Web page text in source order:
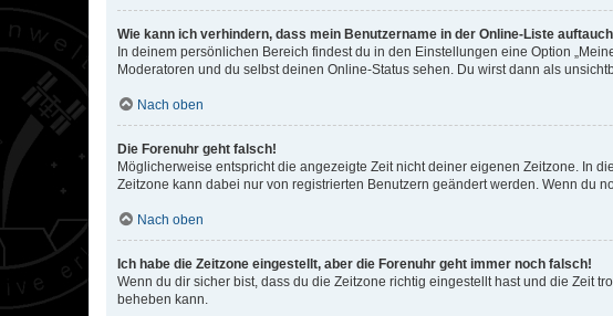
Wie kann ich verhindern, dass mein Benutzername in der Online-Liste
In deinem persönlichen Bereich findest du in den Einstellungen eine Option
Moderatoren und du selbst deinen Online-Status sehen. Du wirst dann als
Nach oben
Die Forenuhr geht falsch!
Möglicherweise entspricht die angezeigte Zeit nicht deiner eigenen Zeitzone. In
Zeitzone kann dabei nur von registrierten Benutzern geändert werden. Wenn du
Nach oben
Ich habe die Zeitzone eingestellt, aber die Forenuhr geht immer noch falsch!
Wenn du dir sicher bist, dass du die Zeitzone richtig eingestellt hast und die Zeit
beheben kann.